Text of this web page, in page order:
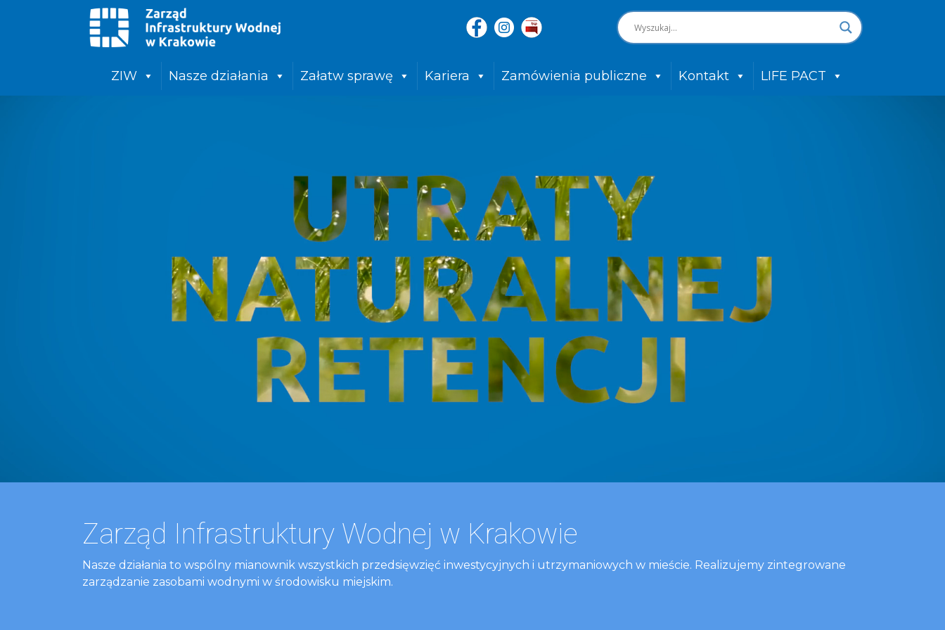
ZIW Nasze działania Załatw sprawę Kariera Zamówienia publiczne Kontakt LIFE PACT
Zarząd Infrastruktury Wodnej w Krakowie
Nasze działania to wspólny mianownik wszystkich przedsięwzięć inwestycyjnych i utrzymaniowych w mieście. Realizujemy zintegrowane
zarządzanie zasobami wodnymi w środowisku miejskim.